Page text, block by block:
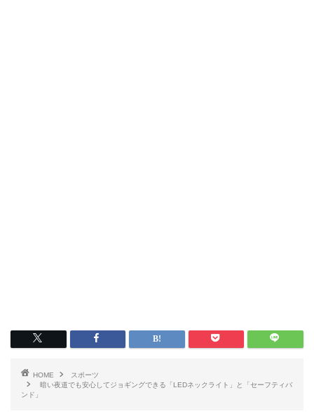
HOME
スポーツ
暗い夜道でも安心してジョギングできる「LEDネックライト」と「セーフティバ
ンド」